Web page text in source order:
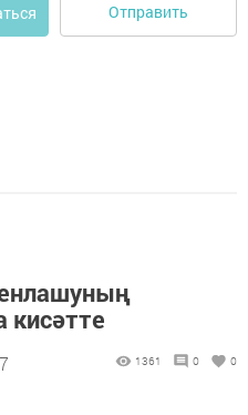
Отправить
1361 0 0